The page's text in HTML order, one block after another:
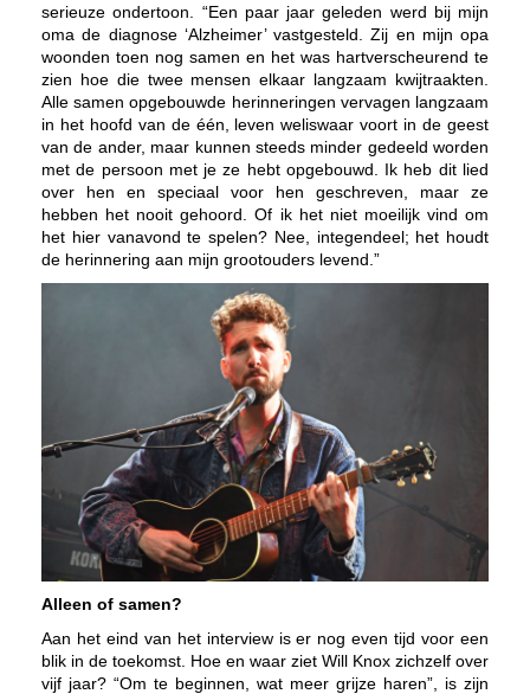
serieuze ondertoon. “Een paar jaar geleden werd bij mijn
oma de diagnose ‘Alzheimer’ vastgesteld. Zij en mijn opa
woonden toen nog samen en het was hartverscheurend te
zien hoe die twee mensen elkaar langzaam kwijtraakten.
Alle samen opgebouwde herinneringen vervagen langzaam
in het hoofd van de één, leven weliswaar voort in de geest
van de ander, maar kunnen steeds minder gedeeld worden
met de persoon met je ze hebt opgebouwd. Ik heb dit lied
over hen en speciaal voor hen geschreven, maar ze
hebben het nooit gehoord. Of ik het niet moeilijk vind om
het hier vanavond te spelen? Nee, integendeel; het houdt
de herinnering aan mijn grootouders levend.”
Alleen of samen?
Aan het eind van het interview is er nog even tijd voor een
blik in de toekomst. Hoe en waar ziet Will Knox zichzelf over
vijf jaar? “Om te beginnen, wat meer grijze haren”, is zijn